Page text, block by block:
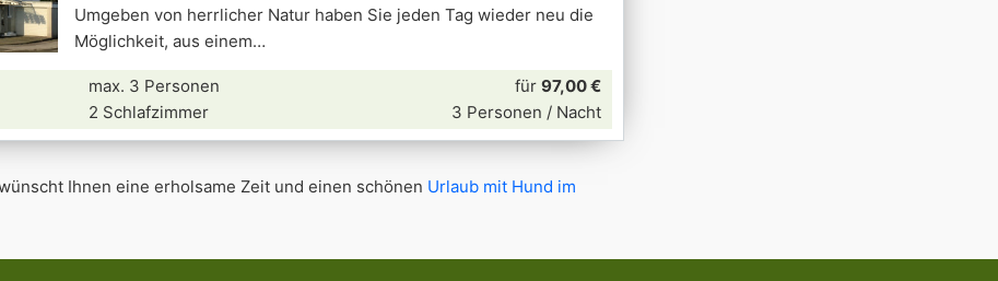
Umgeben von herrlicher Natur haben Sie jeden Tag wieder neu die
Möglichkeit, aus einem
max. 3 Personen
2 Schlafzimmer
für 97,00 €
3 Personen / Nacht
Ihnen eine erholsame Zeit und einen schönen Urlaub mit Hund im